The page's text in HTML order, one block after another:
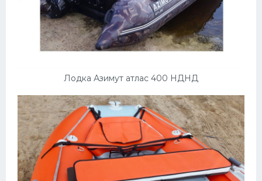
Лодка Азимут атлас 400 НДНД